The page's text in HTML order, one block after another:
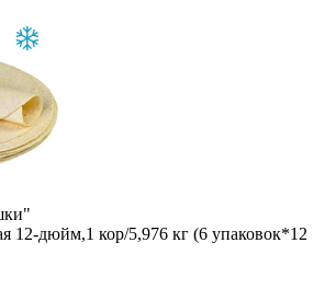
12-дюйм,1 кор/5,976 кг (6 упаковок*12